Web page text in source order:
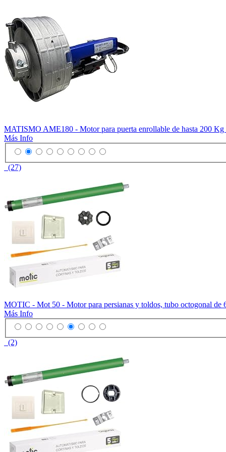
MATISMO AME180 - Motor para puerta enrollable de hasta 200 Kg
Más Info
(27)
MOTIC - Mot 50 - Motor para persianas y toldos, tubo octogonal de
Más Info
(2)